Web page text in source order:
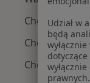
Choroba
Choroby
Choroby
Udział w
będą